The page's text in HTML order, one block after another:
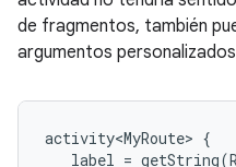
de fragmentos, también
argumentos
activity<MyRoute> {
label = getString(R